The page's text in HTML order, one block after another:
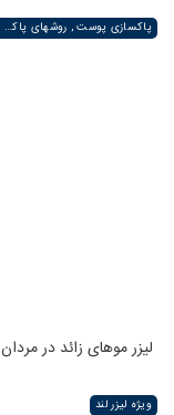
پاکسازی پوست , روشهای پاکسازی پوست صورت و دست , پاکسازی انواع مختلف پوست | لیزر لند
لیزر موهای زائد در مردان
ویژه لیزر لند